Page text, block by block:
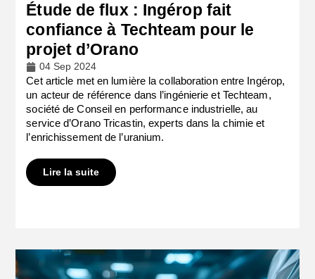
Étude de flux : Ingérop fait
confiance à Techteam pour le
projet d’Orano
04 Sep 2024
Cet article met en lumière la collaboration entre Ingérop,
un acteur de référence dans l’ingénierie et Techteam,
société de Conseil en performance industrielle, au
service d’Orano Tricastin, experts dans la chimie et
l’enrichissement de l’uranium.
Lire la suite